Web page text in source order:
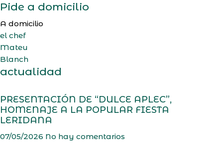
Pide a domicilio
A domicilio
el chef
Mateu
Blanch
actualidad
PRESENTACIÓN DE “DULCE APLEC”,
HOMENAJE A LA POPULAR FIESTA
LERIDANA
07/05/2026 No hay comentarios